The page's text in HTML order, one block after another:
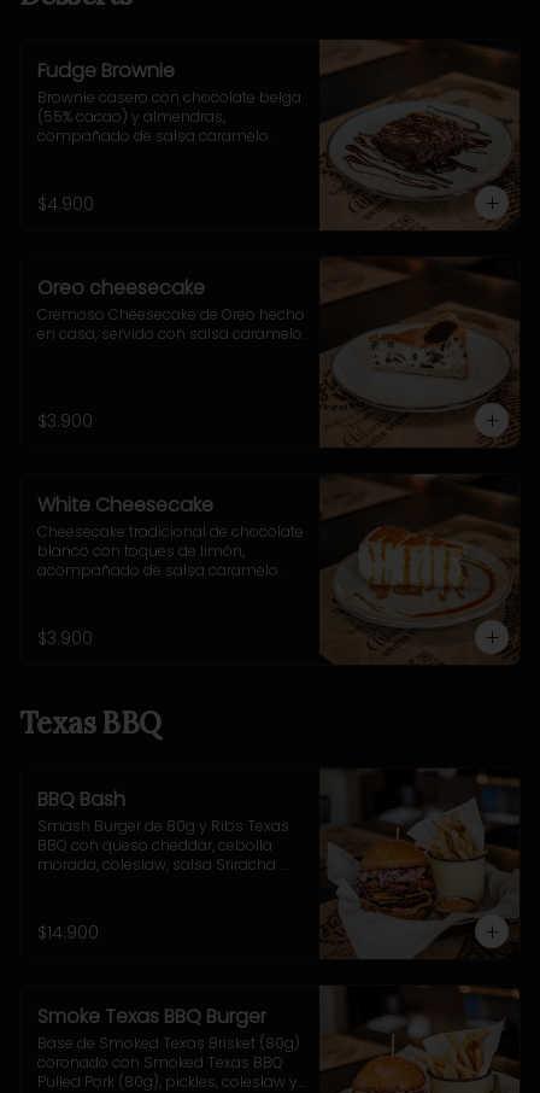
Fudge Brownie
Brownie casero con chocolate belga
(55% cacao) y almendras,
compañado de salsa caramelo.
$4.900
Oreo cheesecake
Cremoso Cheesecake de Oreo hecho
en casa, servido con salsa caramelo.
$3.900
White Cheesecake
Cheesecake tradicional de chocolate
blanco con toques de limón,
acompañado de salsa caramelo.
$3.900
Texas BBQ
BBQ Bash
Smash Burger de 80g y Ribs Texas
BBQ con queso cheddar, cebolla
morada, coleslaw, salsa Sriracha
$14.900
Smoke Texas BBQ Burger
Base de Smoked Texas Brisket (80g)
coronado con Smoked Texas BBQ
Pulled Pork (80g), pickles, coleslaw y